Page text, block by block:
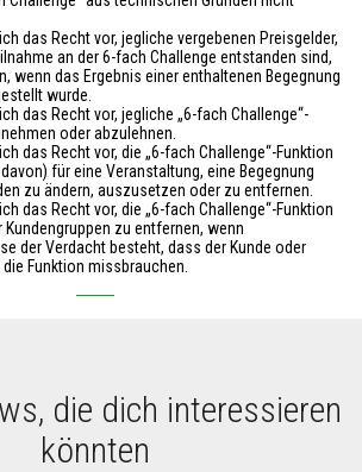
das Recht vor, jegliche vergebenen Preisgelder,
an der 6-fach Challenge entstanden sind,
wenn das Ergebnis einer enthaltenen Begegnung
wurde.
das Recht vor, jegliche „6-fach Challenge“-
oder abzulehnen.
das Recht vor, die „6-fach Challenge“-Funktion
für eine Veranstaltung, eine Begegnung
zu ändern, auszusetzen oder zu entfernen.
das Recht vor, die „6-fach Challenge“-Funktion
Kundengruppen zu entfernen, wenn
der Verdacht besteht, dass der Kunde oder
Funktion missbrauchen.
die dich interessieren
könnten